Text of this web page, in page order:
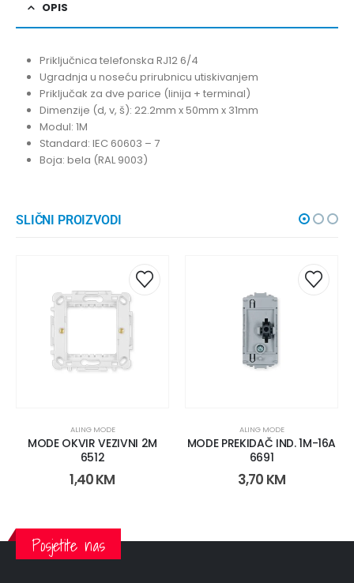
OPIS
Priključnica telefonska RJ12 6/4
Ugradnja u noseću prirubnicu utiskivanjem
Priključak za dve parice (linija + terminal)
Dimenzije (d, v, š): 22.2mm x 50mm x 31mm
Modul: 1M
Standard: IEC 60603 – 7
Boja: bela (RAL 9003)
SLIČNI PROIZVODI
ALING MODE
MODE OKVIR VEZIVNI 2M
6512
1,40KM
ALING MODE
MODE PREKIDAČ IND. 1M-16A
6691
3,70 KM
Posjetite nas